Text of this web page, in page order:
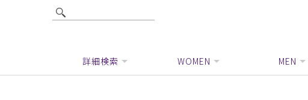
詳細検索 WOMEN MEN